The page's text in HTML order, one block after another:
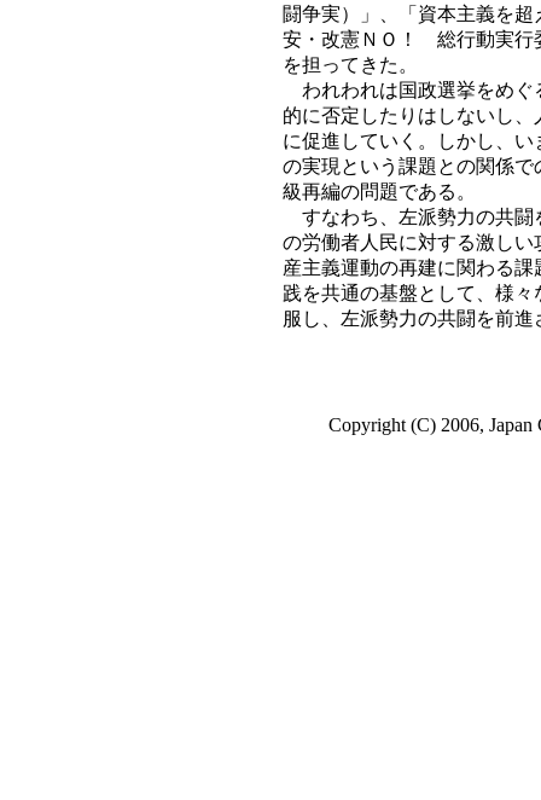
闘争実）」、「資本主義を
安・改憲ＮＯ！ 総行動実行
を担ってきた。
われわれは国政選挙をめぐ
的に否定したりはしないし
に促進していく。しかし、
の実現という課題との関係
級再編の問題である。
すなわち、左派勢力の共闘
の労働者人民に対する激し
産主義運動の再建に関わる
践を共通の基盤として、様
服し、左派勢力の共闘を前
Copyright (C) 2006, Japan